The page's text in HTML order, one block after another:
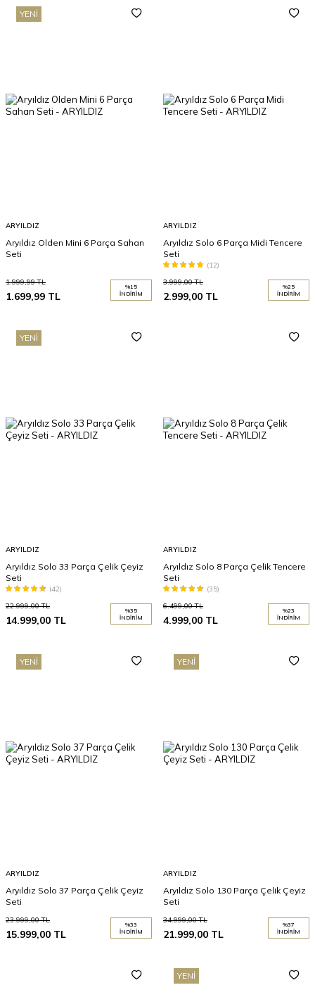
YENI
ARYILDIZ
Aryıldız Olden Mini 6 Parça Sahan
Seti
1.999,99TL
1.699,99 TL
%15
İNDIRIM
ARYILDIZ
Aryıldız Solo 6 Parça Midi Tencere
Seti
(12)
3.999,00TL
2.999,00 TL
%25
İNDIRIM
YENI
ARYILDIZ
Aryıldız Solo 33 Parça Çelik Çeyiz
Seti
(42)
22.999,00TL
14.999,00 TL
%35
İNDIRIM
ARYILDIZ
Aryıldız Solo 8 Parça Çelik Tencere
Seti
(35)
6.499,00TL
4.999,00 TL
%23
İNDIRIM
YENI
ARYILDIZ
Aryıldız Solo 37 Parça Çelik Çeyiz
Seti
23.999,00TL
15.999,00 TL
%33
İNDIRIM
YENI
ARYILDIZ
Aryıldız Solo 130 Parça Çelik Çeyiz
Seti
34.999,00TL
21.999,00 TL
%37
İNDIRIM
YENI